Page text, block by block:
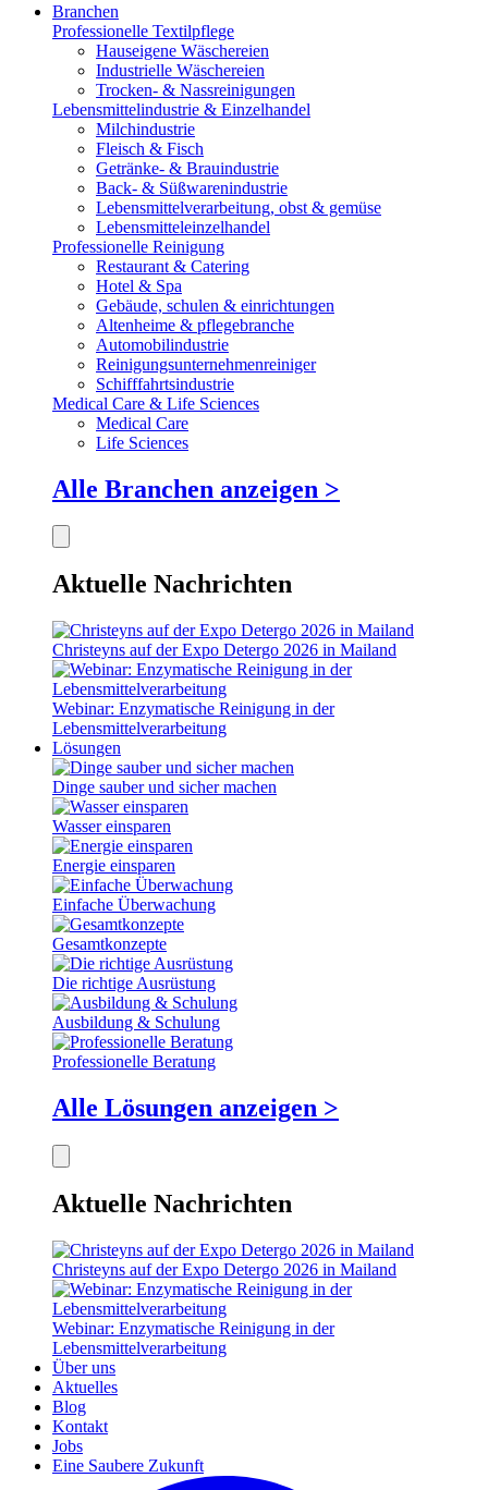
Branchen
Professionelle Textilpflege
Hauseigene Wäschereien
Industrielle Wäschereien
Trocken- & Nassreinigungen
Lebensmittelindustrie & Einzelhandel
Milchindustrie
Fleisch & Fisch
Getränke- & Brauindustrie
Back- & Süßwarenindustrie
Lebensmittelverarbeitung, obst & gemüse
Lebensmitteleinzelhandel
Professionelle Reinigung
Restaurant & Catering
Hotel & Spa
Gebäude, schulen & einrichtungen
Altenheime & pflegebranche
Automobilindustrie
Reinigungsunternehmenreiniger
Schifffahrtsindustrie
Medical Care & Life Sciences
Medical Care
Life Sciences
Alle Branchen anzeigen >
Aktuelle Nachrichten
Christeyns auf der Expo Detergo 2026 in Mailand
Webinar: Enzymatische Reinigung in der
Lebensmittelverarbeitung
Lösungen
Dinge sauber und sicher machen
Wasser einsparen
Energie einsparen
Einfache Überwachung
Gesamtkonzepte
Die richtige Ausrüstung
Ausbildung & Schulung
Professionelle Beratung
Alle Lösungen anzeigen >
Aktuelle Nachrichten
Christeyns auf der Expo Detergo 2026 in Mailand
Webinar: Enzymatische Reinigung in der
Lebensmittelverarbeitung
Über uns
Aktuelles
Blog
Kontakt
Jobs
Eine Saubere Zukunft